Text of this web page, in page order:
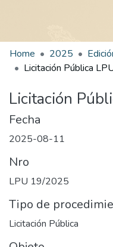
Home 2025
Licitación
Fecha
2025-08-11
Nro
LPU 19/2025
Tipo de
Licitación Pública